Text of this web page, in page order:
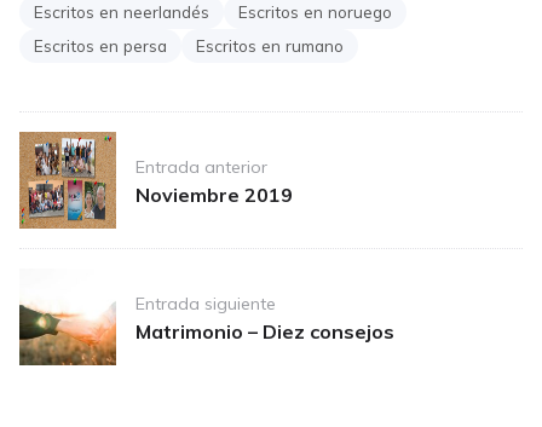
Escritos en neerlandés
Escritos en noruego
Escritos en persa
Escritos en rumano
Post
navigationEntrada anterior
Noviembre 2019
Entrada siguiente
Matrimonio – Diez consejos